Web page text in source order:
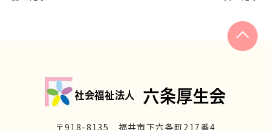
〒918-8135 福井市下六条町217番4